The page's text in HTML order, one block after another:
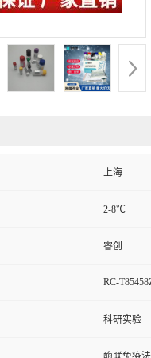
上海
2-8℃
睿创
RC-
科研实验